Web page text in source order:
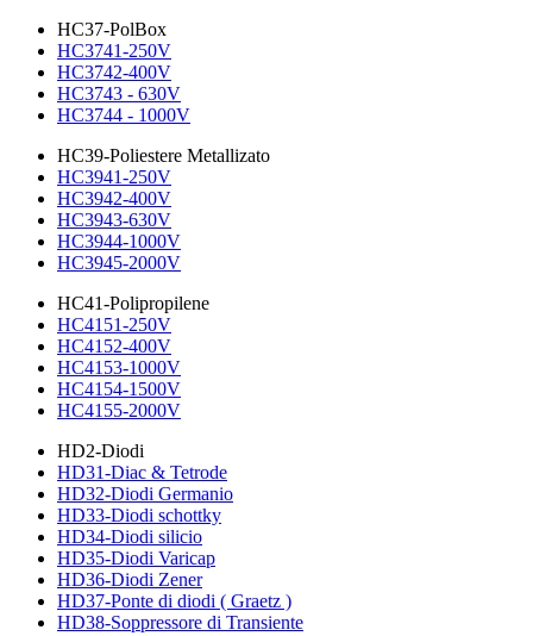
HC37-PolBox
HC3741-250V
HC3742-400V
HC3743 - 630V
HC3744 - 1000V
HC39-Poliestere Metallizato
HC3941-250V
HC3942-400V
HC3943-630V
HC3944-1000V
HC3945-2000V
HC41-Polipropilene
HC4151-250V
HC4152-400V
HC4153-1000V
HC4154-1500V
HC4155-2000V
HD2-Diodi
HD31-Diac & Tetrode
HD32-Diodi Germanio
HD33-Diodi schottky
HD34-Diodi silicio
HD35-Diodi Varicap
HD36-Diodi Zener
HD37-Ponte di diodi ( Graetz )
HD38-Soppressore di Transiente